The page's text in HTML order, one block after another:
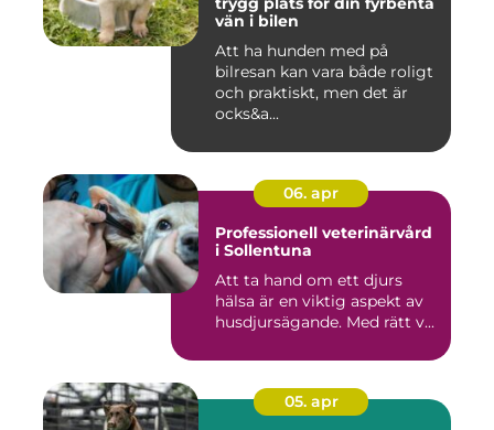
vän i bilen
Att ha hunden med på
bilresan kan vara både roligt
och praktiskt, men det är
ocks&a...
06. apr
Professionell veterinärvård
i Sollentuna
Att ta hand om ett djurs
hälsa är en viktig aspekt av
husdjursägande. Med rätt v...
05. apr